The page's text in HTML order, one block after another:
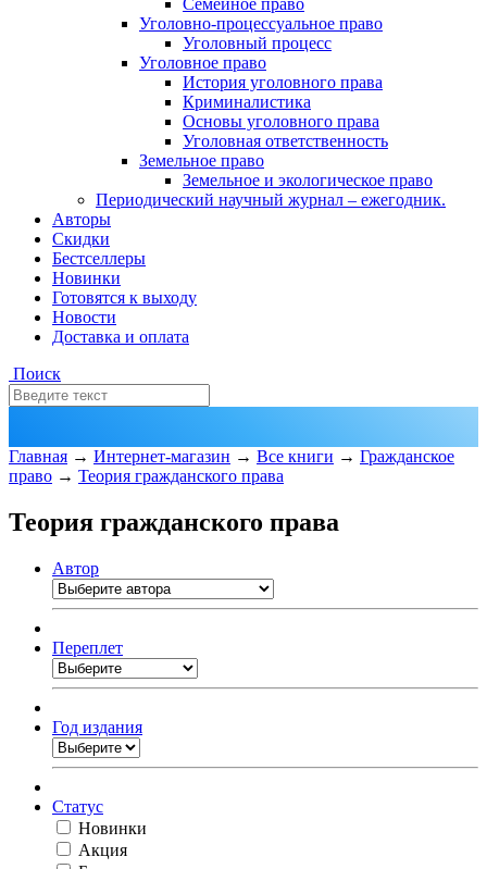
Семейное право
Уголовно-процессуальное право
Уголовный процесс
Уголовное право
История уголовного права
Криминалистика
Основы уголовного права
Уголовная ответственность
Земельное право
Земельное и экологическое право
Периодический научный журнал – ежегодник.
Авторы
Скидки
Бестселлеры
Новинки
Готовятся к выходу
Новости
Доставка и оплата
Поиск
Главная → Интернет-магазин → Все книги → Гражданское
право → Теория гражданского права
Теория гражданского права
Автор
Переплет
Год издания
Статус
Новинки
Акция